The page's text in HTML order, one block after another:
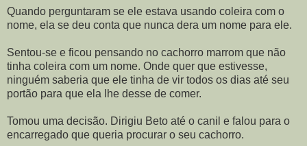
Quando perguntaram se ele estava usando coleira com o
nome, ela se deu conta que nunca dera um nome para ele.
Sentou-se e ficou pensando no cachorro marrom que não
tinha coleira com um nome. Onde quer que estivesse,
ninguém saberia que ele tinha de vir todos os dias até seu
portão para que ela lhe desse de comer.
Tomou uma decisão. Dirigiu Beto até o canil e falou para o
encarregado que queria procurar o seu cachorro.